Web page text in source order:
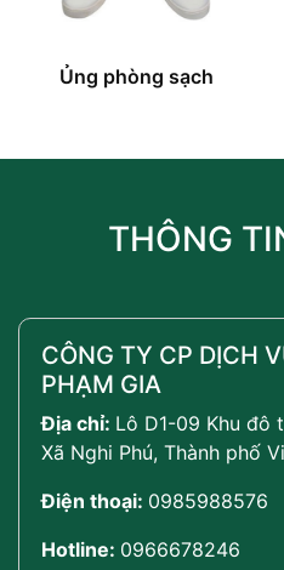
Ủng phòng sạch
THÔNG
CÔNG TY CP DỊCH
PHẠM GIA
Địa chỉ: Lô D1-09 Khu đô
Xã Nghi Phú, Thành phố
Điện thoại: 0985988576
Hotline: 0966678246